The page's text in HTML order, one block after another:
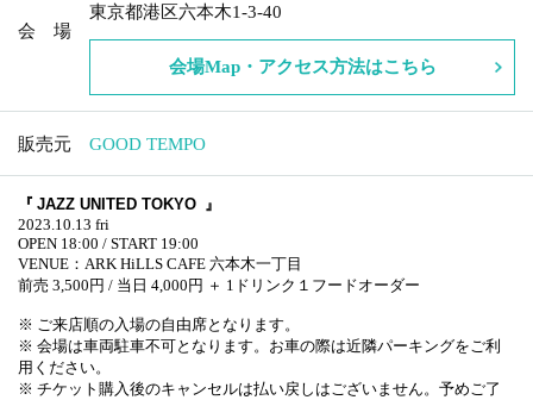
会 場
東京都港区六本木1-3-40
会場Map・アクセス方法はこちら
販売元 GOOD TEMPO
『 JAZZ UNITED TOKYO
』
2023.10.13 fri
OPEN 18:00 / START 19:00
VENUE：ARK HiLLS CAFE 六本木一丁目
前売 3,500円 / 当日 4,000円 ＋ 1ドリンク１フードオーダー
※ ご来店順の入場の自由席となります。
※ 会場は車両駐車不可となります。お車の際は近隣パーキングをご利
用ください。
※ チケット購入後のキャンセルは払い戻しはございません。予めご了